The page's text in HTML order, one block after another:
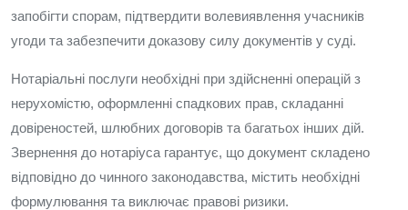
запобігти спорам, підтвердити волевиявлення учасників
угоди та забезпечити доказову силу документів у суді.
Нотаріальні послуги необхідні при здійсненні операцій з
нерухомістю, оформленні спадкових прав, складанні
довіреностей, шлюбних договорів та багатьох інших дій.
Звернення до нотаріуса гарантує, що документ складено
відповідно до чинного законодавства, містить необхідні
формулювання та виключає правові ризики.